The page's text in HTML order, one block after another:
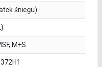
śniegu)
M+S